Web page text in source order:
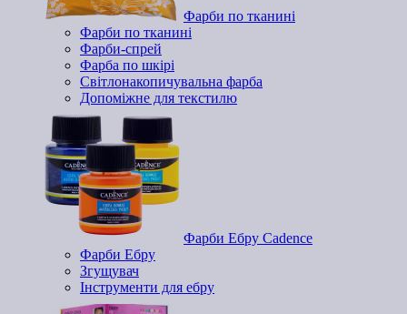
Фарби по тканині
Фарби по тканині
Фарби-спрей
Фарба по шкірі
Світлонакопичувальна фарба
Допоміжне для текстилю
Фарби Ебру Cadence
Фарби Ебру
Згущувач
Інструменти для ебру